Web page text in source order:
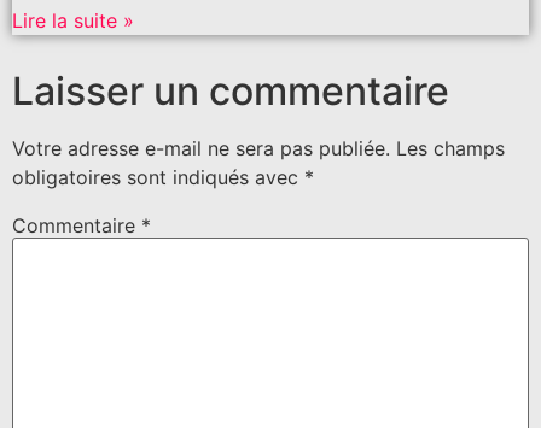
Lire la suite »
Laisser un commentaire
Votre adresse e-mail ne sera pas publiée. Les champs
obligatoires sont indiqués avec *
Commentaire *